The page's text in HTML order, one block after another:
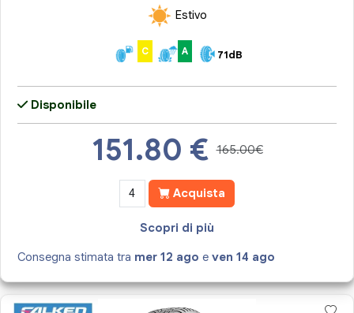
Estivo
C A 71dB
Disponibile
151.80 € 165.00€
Acquista
Scopri di più
Consegna stimata tra mer 12 ago even 14 ago